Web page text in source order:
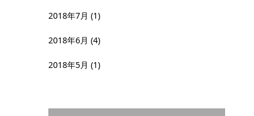
2018年7月 (1)
2018年6月 (4)
2018年5月 (1)